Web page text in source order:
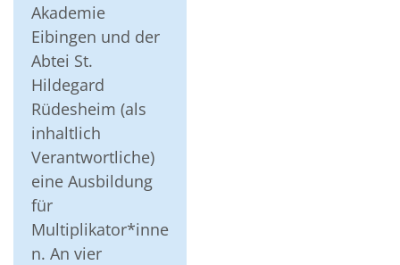
Akademie
Eibingen und der
Abtei St.
Hildegard
Rüdesheim (als
inhaltlich
Verantwortliche)
eine Ausbildung
für
Multiplikator*inne
n. An vier